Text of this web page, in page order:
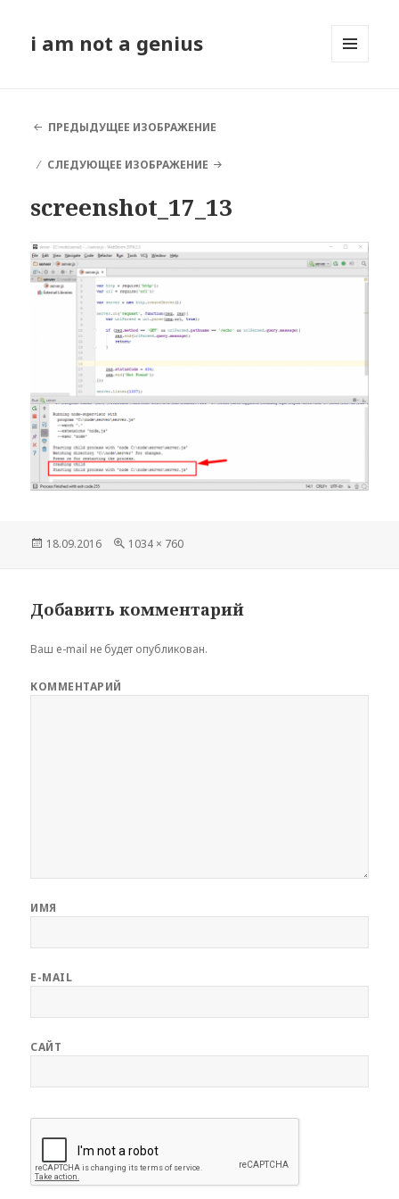
i am not a genius
ПРЕДЫДУЩЕЕ ИЗОБРАЖЕНИЕ
СЛЕДУЮЩЕЕ ИЗОБРАЖЕНИЕ
screenshot_17_13
Опубликовано
18.09.2016
Полный
1034 × 760
Добавить комментарий
Ваш e-mail не будет опубликован.
КОММЕНТАРИЙ
ИМЯ
E-MAIL
САЙТ